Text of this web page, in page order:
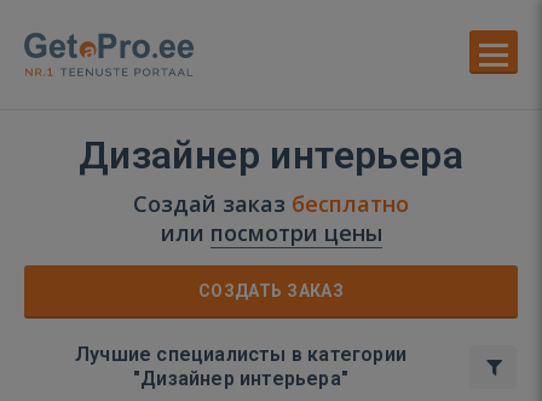
Дизайнер интерьера
Создай заказ бесплатно
или посмотри цены
СОЗДАТЬ ЗАКАЗ
Лучшие специалисты в категории
"Дизайнер интерьера"